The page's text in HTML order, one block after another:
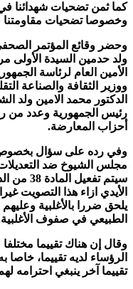
كما ثمن تضحيات شهدائنا
وخصوصا تضحيات مقاومتنا
وحضر وقائع المؤتمر
ولد حدمين السيدة الأولى
الأمين العام لرئاسة
ووزير الثقافة والصناعة
الدكتور محمد الامين ولد
رئيس الجمهورية وعدد من
أحزاب المعارضة.
وفي رده على سؤال بخصوص
مجلس الشيوخ ضد
سيتم
الأيدي ازاء هذا التصويت
يلحق ضررا بالأغلبية
الطبيعي في صفوف
وقال إن هناك تقييما مختلفا
الرؤساء لديه تقييما،
تقييما آخر ينبغي احترامه